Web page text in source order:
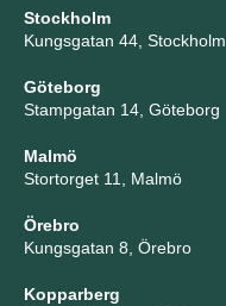
Stockholm
Kungsgatan 44, Stockholm
Göteborg
Stampgatan 14, Göteborg
Malmö
Stortorget 11, Malmö
Örebro
Kungsgatan 8, Örebro
Kopparberg